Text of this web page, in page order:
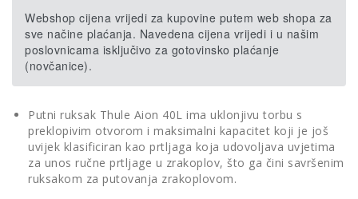
Webshop cijena vrijedi za kupovine putem web shopa za
sve načine plaćanja. Navedena cijena vrijedi i u našim
poslovnicama isključivo za gotovinsko plaćanje
(novčanice).
Putni ruksak Thule Aion 40L ima uklonjivu torbu s
preklopivim otvorom i maksimalni kapacitet koji je još
uvijek klasificiran kao prtljaga koja udovoljava uvjetima
za unos ručne prtljage u zrakoplov, što ga čini savršenim
ruksakom za putovanja zrakoplovom.